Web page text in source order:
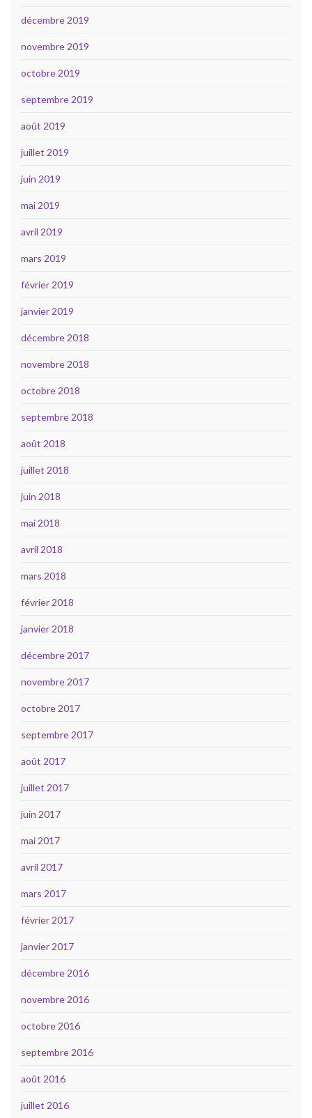
décembre 2019
novembre 2019
octobre 2019
septembre 2019
août 2019
juillet 2019
juin 2019
mai 2019
avril 2019
mars 2019
février 2019
janvier 2019
décembre 2018
novembre 2018
octobre 2018
septembre 2018
août 2018
juillet 2018
juin 2018
mai 2018
avril 2018
mars 2018
février 2018
janvier 2018
décembre 2017
novembre 2017
octobre 2017
septembre 2017
août 2017
juillet 2017
juin 2017
mai 2017
avril 2017
mars 2017
février 2017
janvier 2017
décembre 2016
novembre 2016
octobre 2016
septembre 2016
août 2016
juillet 2016